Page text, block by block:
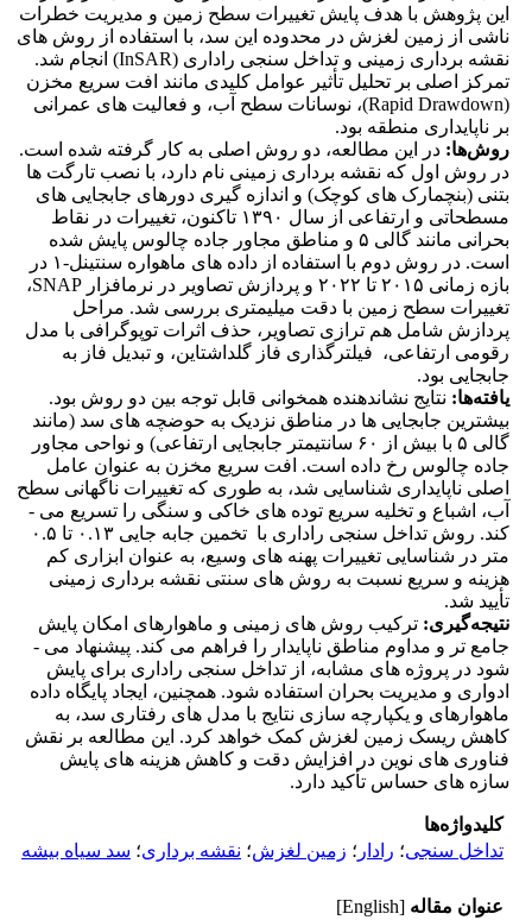
این پژوهش با هدف پایش تغییرات سطح زمین و مدیریت خطرات
ناشی از زمین­ لغزش در محدوده این سد، با استفاده از روش­ های
نقشه ­برداری زمینی و تداخل ­سنجی راداری (InSAR) انجام شد.
تمرکز اصلی بر تحلیل تأثیر عوامل کلیدی مانند افت سریع مخزن
(Rapid Drawdown)، نوسانات سطح آب، و فعالیت­ های عمرانی
بر ناپایداری منطقه بود.
روش‌ها‌: در این مطالعه، دو روش اصلی به کار گرفته شده است.
در روش اول که نقشه ­برداری زمینی نام دارد، با نصب تارگت­ ها
بتنی (بنچمارک ­های کوچک) و اندازه ­گیری دوره­ای جابجایی ­های
مسطحاتی و ارتفاعی از سال ۱۳۹۰ تاکنون، تغییرات در نقاط
بحرانی مانند گالی ۵ و مناطق مجاور جاده چالوس پایش شده
است. در روش دوم با استفاده از داده ­های ماهواره سنتینل-۱ در
بازه زمانی ۲۰۱۵ تا ۲۰۲۲ و پردازش تصاویر در نرم­افزار SNAP،
تغییرات سطح زمین با دقت میلیمتری بررسی شد. مراحل
پردازش شامل هم­ ترازی تصاویر، حذف اثرات توپوگرافی با مدل
رقومی ارتفاعی، فیلترگذاری فاز گلداشتاین، و تبدیل فاز به
جابجایی بود.
یافته‌ها: نتایج نشان­دهنده همخوانی قابل توجه بین دو روش بود.
بیشترین جابجایی ­ها در مناطق نزدیک به حوضچه­ های سد (مانند
گالی ۵ با بیش از ۶۰ سانتیمتر جابجایی ارتفاعی) و نواحی مجاور
جاده چالوس رخ داده است. افت سریع مخزن به عنوان عامل
اصلی ناپایداری شناسایی شد، به طوری که تغییرات ناگهانی سطح
آب، اشباع و تخلیه سریع توده ­های خاکی و سنگی را تسریع می ­
کند. روش تداخل­ سنجی راداری با تخمین جابه ­جایی ۰.۱۳ تا ۰.۵
متر در شناسایی تغییرات پهنه های وسیع، به عنوان ابزاری کم
هزینه و سریع نسبت به روش­ های سنتی نقشه­ برداری زمینی
تأیید شد.
نتیجه‌گیری: ترکیب روش ­های زمینی و ماهواره­ای امکان پایش
جامع ­تر و مداوم مناطق ناپایدار را فراهم می ­کند. پیشنهاد می ­
شود در پروژه­ های مشابه، از تداخل ­سنجی راداری برای پایش
ادواری و مدیریت بحران استفاده شود. همچنین، ایجاد پایگاه داده
ماهواره­ای و یکپارچه ­سازی نتایج با مدل­ های رفتاری سد، به
کاهش ریسک زمین­ لغزش کمک خواهد کرد. این مطالعه بر نقش
فناوری ­های نوین در افزایش دقت و کاهش هزینه ­های پایش
سازه­ های حساس تأکید دارد.
کلیدواژه‌ها
تداخل سنجی؛ رادار ؛ زمین لغزش؛ نقشه برداری؛ سد سیاه بیشه
عنوان مقاله [English]